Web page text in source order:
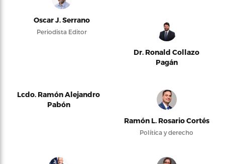
Oscar J. Serrano
Periodista Editor
Dr. Ronald Collazo
Pagán
Lcdo. Ramón Alejandro
Pabón
Ramón L. Rosario Cortés
Política y derecho